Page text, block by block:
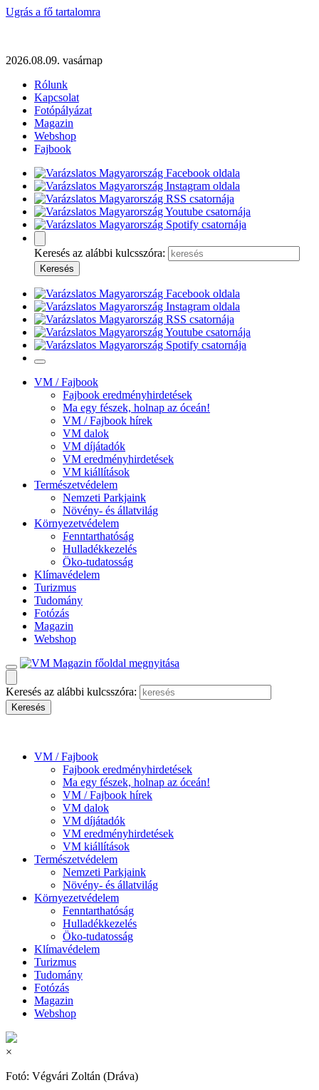
Ugrás a fő tartalomra
2026.08.09. vasárnap
Rólunk
Kapcsolat
Fotópályázat
Magazin
Webshop
Fajbook
Keresés az alábbi kulcsszóra:
VM / Fajbook
Fajbook eredményhirdetések
Ma egy fészek, holnap az óceán!
VM / Fajbook hírek
VM dalok
VM díjátadók
VM eredményhirdetések
VM kiállítások
Természetvédelem
Nemzeti Parkjaink
Növény- és állatvilág
Környezetvédelem
Fenntarthatóság
Hulladékkezelés
Öko-tudatosság
Klímavédelem
Turizmus
Tudomány
Fotózás
Magazin
Webshop
Keresés az alábbi kulcsszóra:
VM / Fajbook
Fajbook eredményhirdetések
Ma egy fészek, holnap az óceán!
VM / Fajbook hírek
VM dalok
VM díjátadók
VM eredményhirdetések
VM kiállítások
Természetvédelem
Nemzeti Parkjaink
Növény- és állatvilág
Környezetvédelem
Fenntarthatóság
Hulladékkezelés
Öko-tudatosság
Klímavédelem
Turizmus
Tudomány
Fotózás
Magazin
Webshop
×
Fotó: Végvári Zoltán (Dráva)